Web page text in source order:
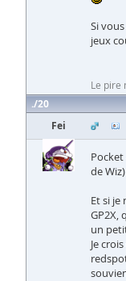
Si
jeux
Le pire
20
Fei
de Wiz)
Et si je
GP2X,
un
Je